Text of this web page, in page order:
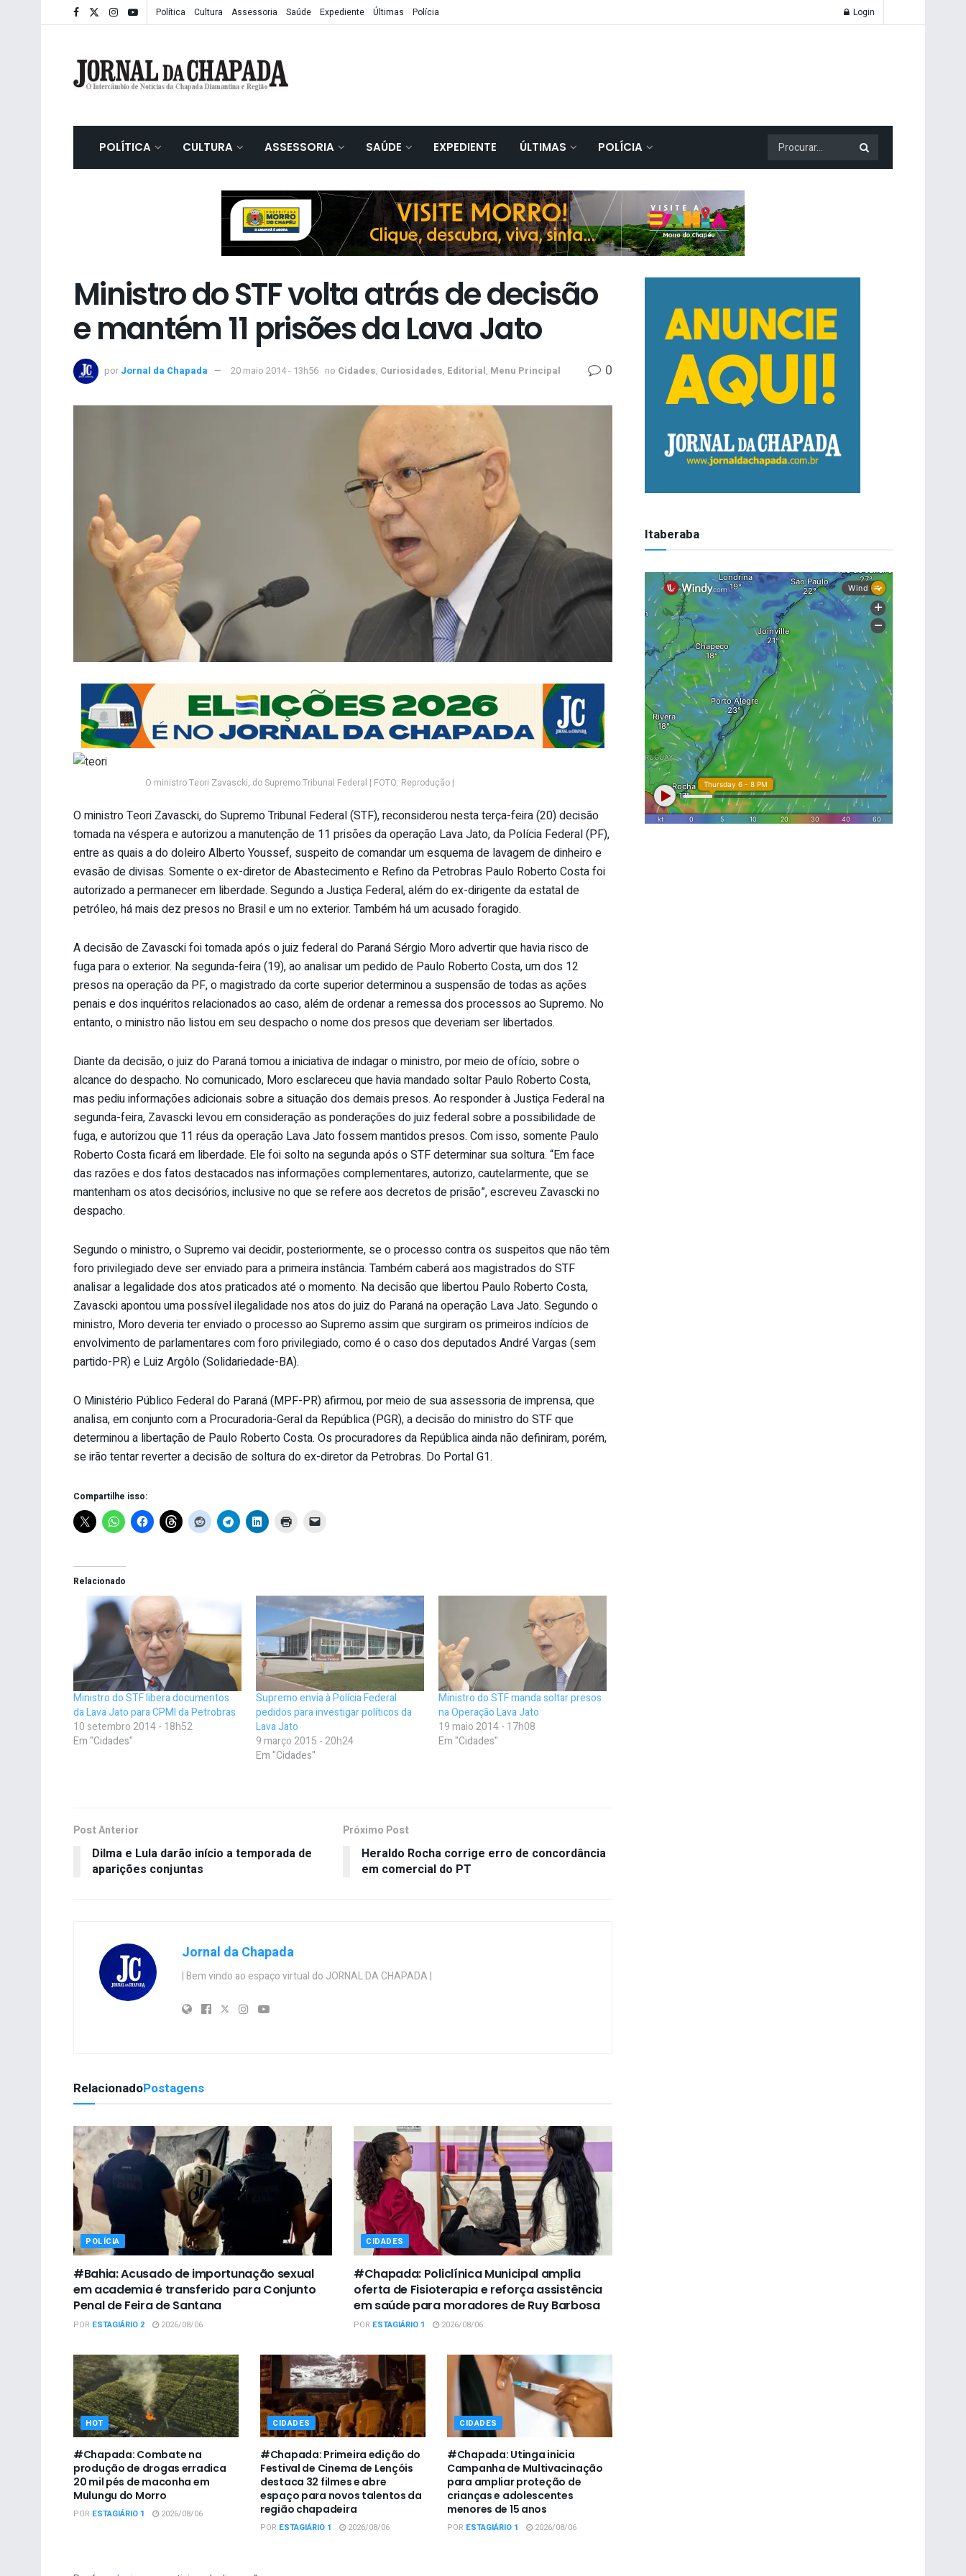
Política Cultura Assessoria Saúde Expediente Últimas Polícia Login
POLÍTICA CULTURA ASSESSORIA SAÚDE EXPEDIENTE ÚLTIMAS POLÍCIA
Ministro do STF volta atrás de decisão
e mantém 11 prisões da Lava Jato
por Jornal da Chapada 20 maio 2014 - 13h56 no Cidades, Curiosidades, Editorial, Menu Principal 0
O ministro Teori Zavascki, do Supremo Tribunal Federal | FOTO: Reprodução |
O ministro Teori Zavascki, do Supremo Tribunal Federal (STF), reconsiderou nesta terça-feira (20) decisão
tomada na véspera e autorizou a manutenção de 11 prisões da operação Lava Jato, da Polícia Federal (PF),
entre as quais a do doleiro Alberto Youssef, suspeito de comandar um esquema de lavagem de dinheiro e
evasão de divisas. Somente o ex-diretor de Abastecimento e Refino da Petrobras Paulo Roberto Costa foi
autorizado a permanecer em liberdade. Segundo a Justiça Federal, além do ex-dirigente da estatal de
petróleo, há mais dez presos no Brasil e um no exterior. Também há um acusado foragido.
A decisão de Zavascki foi tomada após o juiz federal do Paraná Sérgio Moro advertir que havia risco de
fuga para o exterior. Na segunda-feira (19), ao analisar um pedido de Paulo Roberto Costa, um dos 12
presos na operação da PF, o magistrado da corte superior determinou a suspensão de todas as ações
penais e dos inquéritos relacionados ao caso, além de ordenar a remessa dos processos ao Supremo. No
entanto, o ministro não listou em seu despacho o nome dos presos que deveriam ser libertados.
Diante da decisão, o juiz do Paraná tomou a iniciativa de indagar o ministro, por meio de ofício, sobre o
alcance do despacho. No comunicado, Moro esclareceu que havia mandado soltar Paulo Roberto Costa,
mas pediu informações adicionais sobre a situação dos demais presos. Ao responder à Justiça Federal na
segunda-feira, Zavascki levou em consideração as ponderações do juiz federal sobre a possibilidade de
fuga, e autorizou que 11 réus da operação Lava Jato fossem mantidos presos. Com isso, somente Paulo
Roberto Costa ficará em liberdade. Ele foi solto na segunda após o STF determinar sua soltura. “Em face
das razões e dos fatos destacados nas informações complementares, autorizo, cautelarmente, que se
mantenham os atos decisórios, inclusive no que se refere aos decretos de prisão”, escreveu Zavascki no
despacho.
Segundo o ministro, o Supremo vai decidir, posteriormente, se o processo contra os suspeitos que não têm
foro privilegiado deve ser enviado para a primeira instância. Também caberá aos magistrados do STF
analisar a legalidade dos atos praticados até o momento. Na decisão que libertou Paulo Roberto Costa,
Zavascki apontou uma possível ilegalidade nos atos do juiz do Paraná na operação Lava Jato. Segundo o
ministro, Moro deveria ter enviado o processo ao Supremo assim que surgiram os primeiros indícios de
envolvimento de parlamentares com foro privilegiado, como é o caso dos deputados André Vargas (sem
partido-PR) e Luiz Argôlo (Solidariedade-BA).
O Ministério Público Federal do Paraná (MPF-PR) afirmou, por meio de sua assessoria de imprensa, que
analisa, em conjunto com a Procuradoria-Geral da República (PGR), a decisão do ministro do STF que
determinou a libertação de Paulo Roberto Costa. Os procuradores da República ainda não definiram, porém,
se irão tentar reverter a decisão de soltura do ex-diretor da Petrobras. Do Portal G1.
Compartilhe isso:
Relacionado
Ministro do STF libera documentos
da Lava Jato para CPMI da Petrobras
10 setembro 2014 - 18h52
Em "Cidades"
Supremo envia à Polícia Federal
pedidos para investigar políticos da
Lava Jato
9 março 2015 - 20h24
Em "Cidades"
Ministro do STF manda soltar presos
na Operação Lava Jato
19 maio 2014 - 17h08
Em "Cidades"
Post Anterior
Dilma e Lula darão início a temporada de
aparições conjuntas
Próximo Post
Heraldo Rocha corrige erro de concordância
em comercial do PT
Jornal da Chapada
| Bem vindo ao espaço virtual do JORNAL DA CHAPADA |
RelacionadoPostagens
POLÍCIA
#Bahia: Acusado de importunação sexual
em academia é transferido para Conjunto
Penal de Feira de Santana
POR ESTAGIÁRIO 2 2026/08/06
CIDADES
#Chapada: Policlínica Municipal amplia
oferta de Fisioterapia e reforça assistência
em saúde para moradores de Ruy Barbosa
POR ESTAGIÁRIO 1 2026/08/06
HOT
#Chapada: Combate na
produção de drogas erradica
20 mil pés de maconha em
Mulungu do Morro
POR ESTAGIÁRIO 1 2026/08/06
CIDADES
#Chapada: Primeira edição do
Festival de Cinema de Lençóis
destaca 32 filmes e abre
espaço para novos talentos da
região chapadeira
POR ESTAGIÁRIO 1 2026/08/06
CIDADES
#Chapada: Utinga inicia
Campanha de Multivacinação
para ampliar proteção de
crianças e adolescentes
menores de 15 anos
POR ESTAGIÁRIO 1 2026/08/06
Itaberaba